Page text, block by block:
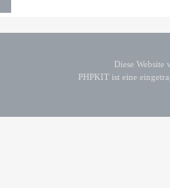
Diese
PHPKIT ist eine